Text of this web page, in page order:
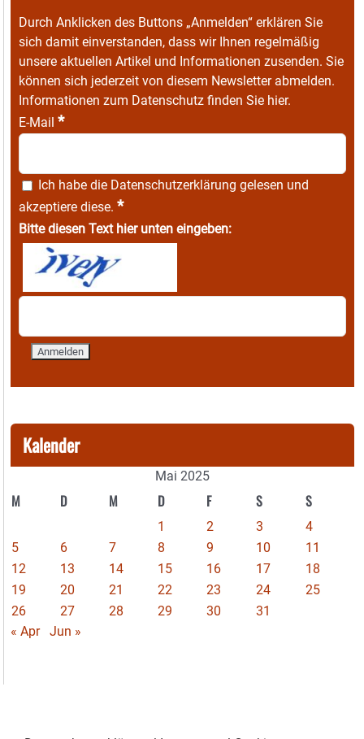
Durch Anklicken des Buttons „Anmelden“ erklären Sie
sich damit einverstanden, dass wir Ihnen regelmäßig
unsere aktuellen Artikel und Informationen zusenden. Sie
können sich jederzeit von diesem Newsletter abmelden.
Informationen zum Datenschutz finden Sie hier.
E-Mail *
Ich habe die Datenschutzerklärung gelesen und
akzeptiere diese. *
Bitte diesen Text hier unten eingeben:
Kalender
Mai 2025
M D M D F S S
1 2 3
4
5
6 7 8 9 10
11
12
13 14 15 16 17
18
19
20 21 22 23 24
25
26
27 28 29 30
31
« Apr
Jun »